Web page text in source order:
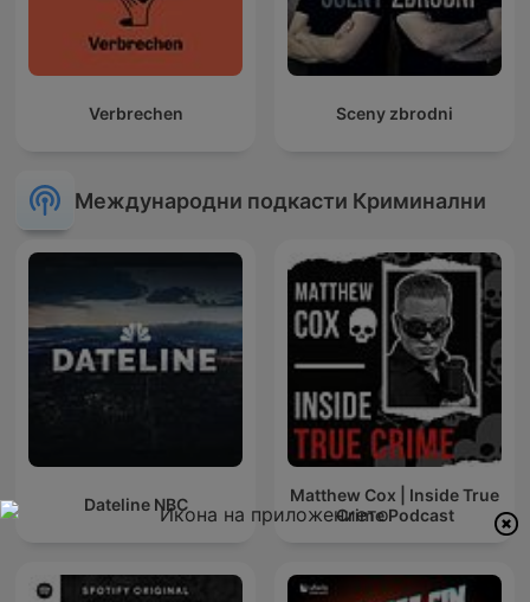
Verbrechen Sceny zbrodni
Международни подкасти Криминални
Dateline NBC
Matthew Cox | Inside True
Crime Podcast